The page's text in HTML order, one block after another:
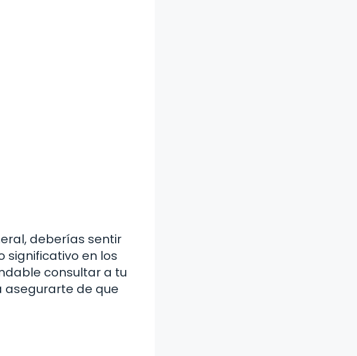
deberías sentir
significativo en los
consultar a tu
asegurarte de que